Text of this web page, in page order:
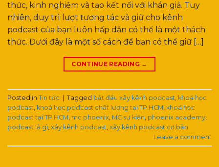
thức, kinh nghiệm và tạo kết nối với khán giả. Tuy
nhiên, duy trì lượt tương tác và giữ cho kênh
podcast của bạn luôn hấp dẫn có thể là một thách
thức. Dưới đây là một số cách để bạn có thể giữ […]
CONTINUE READING →
Posted in Tin tức Tagged bắt đầu xây kênh podcast khoá học
podcast khoá học podcast chất lượng tại TP.HCM khoá học
podcast tại TP.HCM mc phoenix MC sự kiện phoenix academy
podcast là gì xây kênh podcast xây kênh podcast cơ bản
Leave a comment